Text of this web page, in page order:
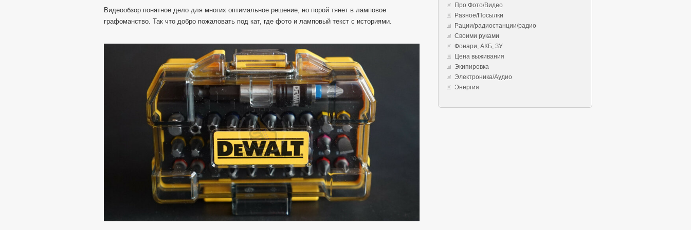
Видеообзор понятное дело для многих оптимальное решение, но порой тянет в ламповое
графоманство. Так что добро пожаловать под кат, где фото и ламповый текст с историями.
Про Фото/Видео
Разное/Посылки
Рации/радиостанции/радио
Своими руками
Фонари, АКБ, ЗУ
Цена выживания
Экипировка
Электроника/Аудио
Энергия